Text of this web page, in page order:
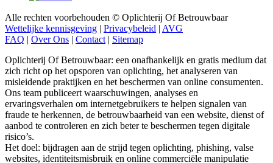
Alle rechten voorbehouden © Oplichterij Of Betrouwbaar
Wettelijke kennisgeving | Privacybeleid | AVG
FAQ | Over Ons | Contact | Sitemap
Oplichterij Of Betrouwbaar: een onafhankelijk en gratis medium dat
zich richt op het opsporen van oplichting, het analyseren van
misleidende praktijken en het beschermen van online consumenten.
Ons team publiceert waarschuwingen, analyses en
ervaringsverhalen om internetgebruikers te helpen signalen van
fraude te herkennen, de betrouwbaarheid van een website, dienst of
aanbod te controleren en zich beter te beschermen tegen digitale
risico’s.
Het doel: bijdragen aan de strijd tegen oplichting, phishing, valse
websites, identiteitsmisbruik en online commerciële manipulatie